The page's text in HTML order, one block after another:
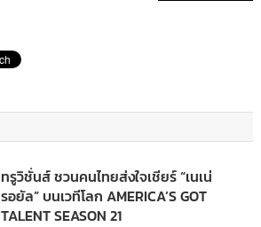
ทรูวิชั่นส์ ชวนคนไทยส่งใจเชียร์ “เนเน่
รอยัล” บนเวทีโลก AMERICA’S GOT
TALENT SEASON 21